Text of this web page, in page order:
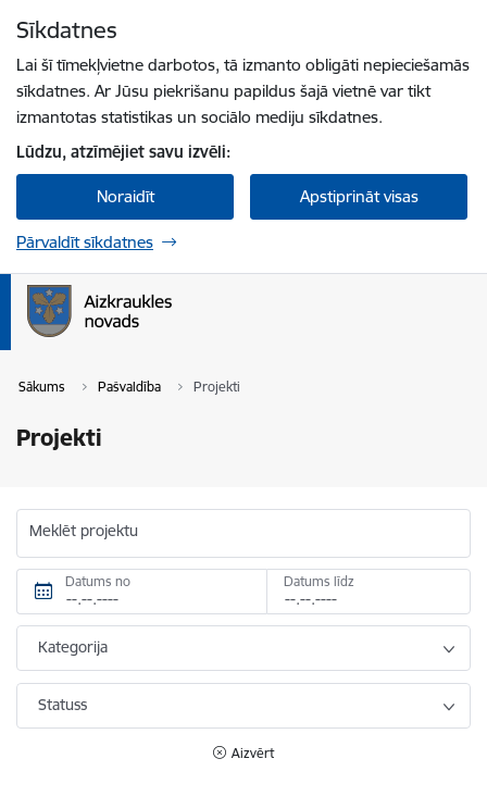
Sīkdatnes
Lai šī tīmekļvietne darbotos, tā izmanto obligāti nepieciešamās
sīkdatnes. Ar Jūsu piekrišanu papildus šajā vietnē var tikt
izmantotas statistikas un sociālo mediju sīkdatnes.
Lūdzu, atzīmējiet savu izvēli:
Noraidīt Apstiprināt visas
Pārvaldīt sīkdatnes
Sākums Pašvaldība Projekti
Projekti
Meklēt projektu
Datums no Datums līdz
Kategorija
Statuss
Aizvērt